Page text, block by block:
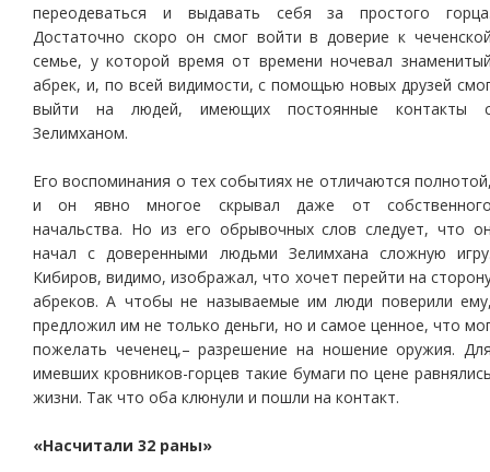
переодеваться и выдавать себя за простого
Достаточно скоро он смог войти в доверие к
семье, у которой время от времени ночевал
абрек, и, по всей видимости, с помощью новых друзей
выйти на людей, имеющих постоянные контакты
Зелимханом.
Его воспоминания о тех событиях не отличаются
и он явно многое скрывал даже от
начальства. Но из его обрывочных слов следует, что
начал с доверенными людьми Зелимхана сложную
Кибиров, видимо, изображал, что хочет перейти на
абреков. А чтобы не называемые им люди поверили
предложил им не только деньги, но и самое ценное, что
пожелать чеченец,– разрешение на ношение оружия.
имевших кровников-горцев такие бумаги по цене
жизни. Так что оба клюнули и пошли на контакт.
«Насчитали 32 раны»